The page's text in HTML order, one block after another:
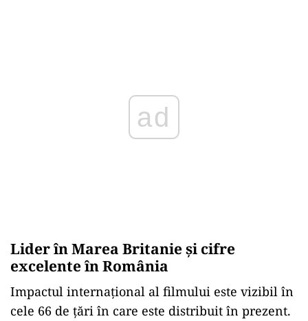
ad
Liderîn Marea Britanieși cifre
excelenteîn România
Impactul internațional al filmului este vizibil în
cele 66 de țări în care este distribuit în prezent.